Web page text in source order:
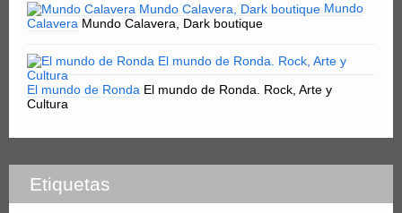
Mundo
Calavera Mundo Calavera, Dark boutique
El mundo de Ronda El mundo de Ronda. Rock, Arte y
Cultura
Etiquetas